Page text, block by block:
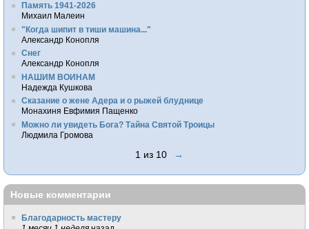
Память 1941-2026
Михаил Малеин
"Когда шипит в тиши машина..."
Александр Конопля
Снег
Александр Конопля
НАШИМ ВОИНАМ
Надежда Кушкова
Сказание о жене Адера и о рыжей блуднице
Монахиня Евфимия Пащенко
Можно ли увидеть Бога? Тайна Святой Троицы
Людмила Громова
1 из 10 →
Новые комментарии
Благодарность мастеру